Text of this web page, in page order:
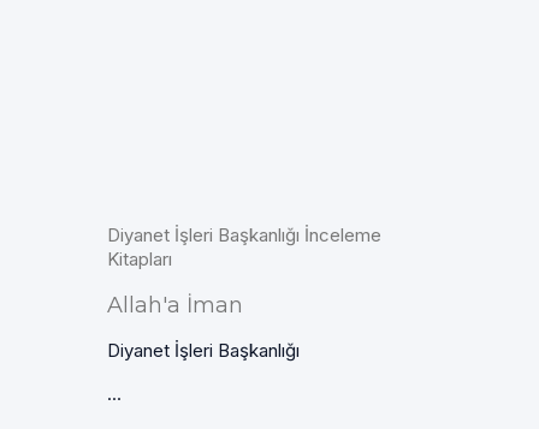
Diyanet İşleri Başkanlığı İnceleme
Kitapları
Allah'a İman
Diyanet İşleri Başkanlığı
...